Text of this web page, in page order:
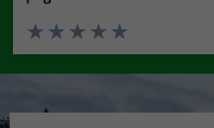
Valuta 5 stelle su 5
Valuta 4 stelle su 5
Valuta 3 stelle su 5
Valuta 2 stelle su 5
Valuta 1 stelle su 5